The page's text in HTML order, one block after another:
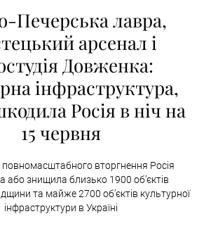
Печерська лавра,
арсенал і
Довженка:
інфраструктура,
Росія в ніч на
15 червня
повномасштабного вторгнення Росія
або знищила близько 1900 об’єктів
та майже 2700 об’єктів культурної
інфраструктури в Україні